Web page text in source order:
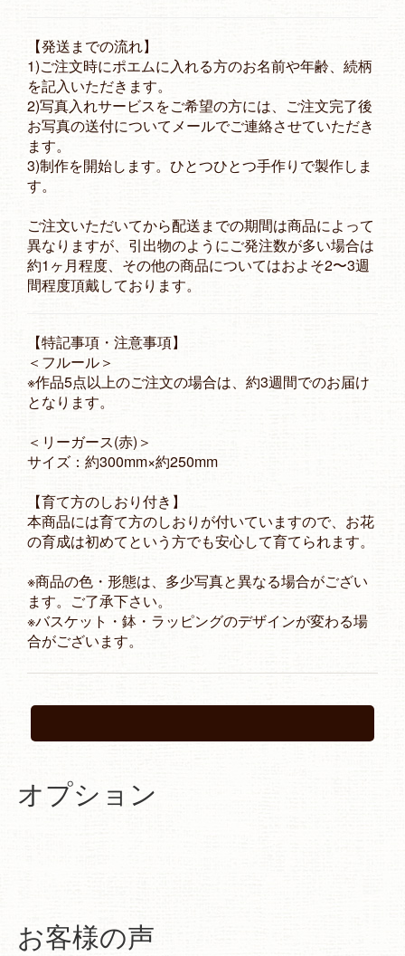
【発送までの流れ】
1)ご注文時にポエムに入れる方のお名前や年齢、続柄
を記入いただきます。
2)写真入れサービスをご希望の方には、ご注文完了後
お写真の送付についてメールでご連絡させていただき
ます。
3)制作を開始します。ひとつひとつ手作りで製作しま
す。
ご注文いただいてから配送までの期間は商品によって
異なりますが、引出物のようにご発注数が多い場合は
約1ヶ月程度、その他の商品についてはおよそ2〜3週
間程度頂戴しております。
【特記事項・注意事項】
＜フルール＞
※作品5点以上のご注文の場合は、約3週間でのお届け
となります。
＜リーガース(赤)＞
サイズ：約300mm×約250mm
【育て方のしおり付き】
本商品には育て方のしおりが付いていますので、お花
の育成は初めてという方でも安心して育てられます。
※商品の色・形態は、多少写真と異なる場合がござい
ます。ご了承下さい。
※バスケット・鉢・ラッピングのデザインが変わる場
合がございます。
オプション
お客様の声